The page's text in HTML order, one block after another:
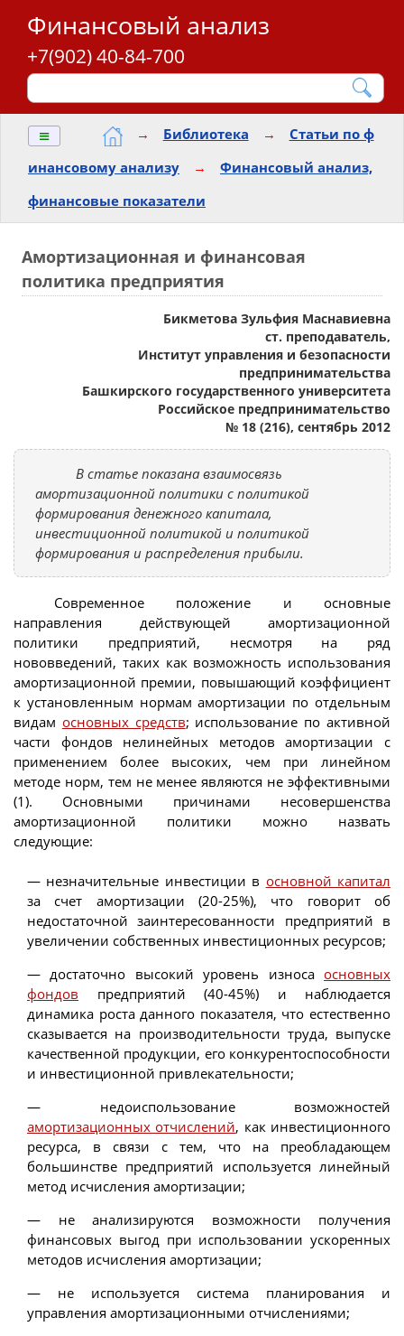
Финансовый анализ
+7(902) 40-84-700
≡ → Библиотека →
Статьи по ф
инансовому анализу
→
Финансовый анализ,
финансовые показатели
Амортизационная и финансовая
политика предприятия
Бикметова Зульфия Маснавиевна
ст. преподаватель,
Институт управления и безопасности
предпринимательства
Башкирского государственного университета
Российское предпринимательство
№ 18 (216), сентябрь 2012
В статье показана взаимосвязь
амортизационной политики с политикой
формирования денежного капитала,
инвестиционной политикой и политикой
формирования и распределения прибыли.
Современное положение и основные
направления действующей амортизационной
политики предприятий, несмотря на ряд
нововведений, таких как возможность использования
амортизационной премии, повышающий коэффициент
к установленным нормам амортизации по отдельным
видам основных средств; использование по активной
части фондов нелинейных методов амортизации с
применением более высоких, чем при линейном
методе норм, тем не менее являются не эффективными
(1). Основными причинами несовершенства
амортизационной политики можно назвать
следующие:
— незначительные инвестиции в основной капитал
за счет амортизации (20-25%), что говорит об
недостаточной заинтересованности предприятий в
увеличении собственных инвестиционных ресурсов;
— достаточно высокий уровень износа основных
фондов предприятий (40-45%) и наблюдается
динамика роста данного показателя, что естественно
сказывается на производительности труда, выпуске
качественной продукции, его конкурентоспособности
и инвестиционной привлекательности;
— недоиспользование возможностей
амортизационных отчислений, как инвестиционного
ресурса, в связи с тем, что на преобладающем
большинстве предприятий используется линейный
метод исчисления амортизации;
— не анализируются возможности получения
финансовых выгод при использовании ускоренных
методов исчисления амортизации;
— не используется система планирования и
управления амортизационными отчислениями;